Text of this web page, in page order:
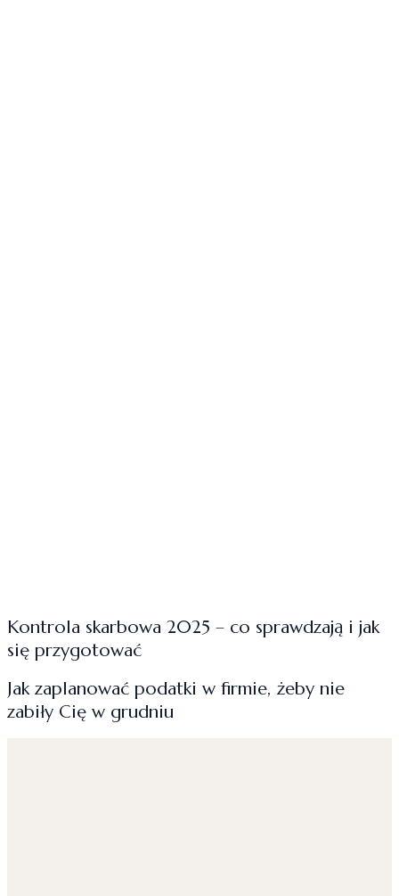
Kontrola skarbowa 2025 – co sprawdzają i jak
się przygotować
Jak zaplanować podatki w firmie, żeby nie
zabiły Cię w grudniu